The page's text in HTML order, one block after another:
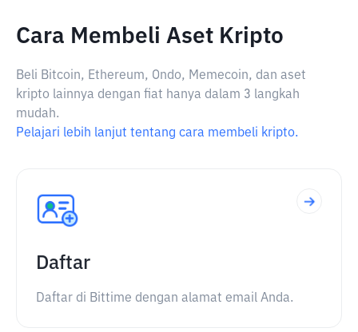
Cara Membeli Aset Kripto
Beli Bitcoin, Ethereum, Ondo, Memecoin, dan aset
kripto lainnya dengan fiat hanya dalam 3 langkah
mudah.
Pelajari lebih lanjut tentang cara membeli kripto.
Daftar
Daftar di Bittime dengan alamat email Anda.